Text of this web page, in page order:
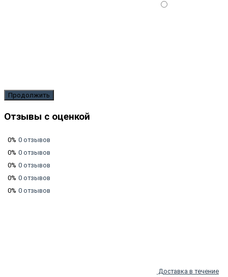
Продолжить
Отзывы с оценкой
0% 0 отзывов
0% 0 отзывов
0% 0 отзывов
0% 0 отзывов
0% 0 отзывов
Доставка в течение